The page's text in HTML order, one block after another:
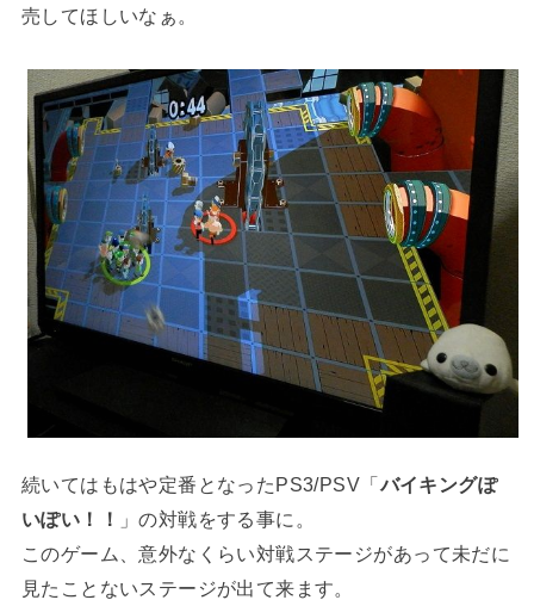
売してほしいなぁ。
続いてはもはや定番となったPS3/PSV「バイキングぽ
いぽい！！
」の対戦をする事に。
このゲーム、意外なくらい対戦ステージがあって未だに
見たことないステージが出て来ます。